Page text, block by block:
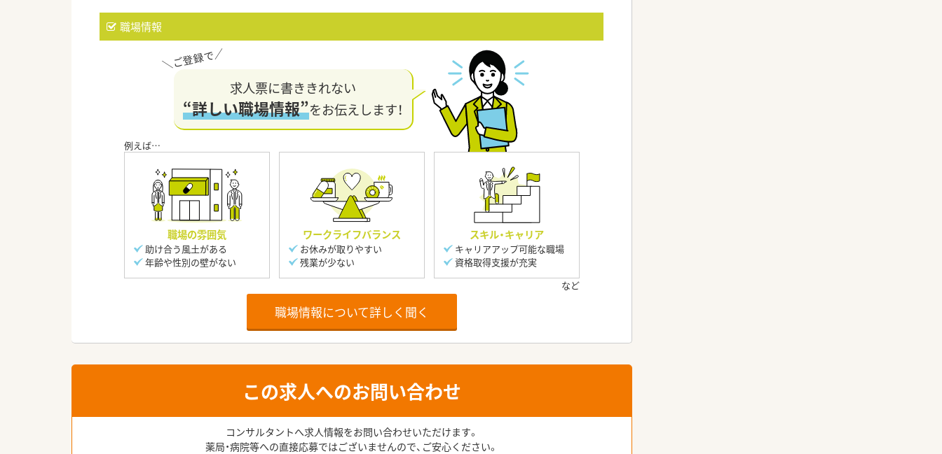
職場情報
求人票に書ききれない
“詳しい職場情報”をお伝えします！
職場の雰囲気
助け合う風土がある
年齢や性別の壁がない
ワークライフバランス
お休みが取りやすい
残業が少ない
スキル・キャリア
キャリアアップ可能な職場
資格取得支援が充実
職場情報について詳しく聞く
この求人へのお問い合わせ
コンサルタントへ求人情報をお問い合わせいただけます。
薬局・病院等への直接応募ではございませんので、ご安心ください。